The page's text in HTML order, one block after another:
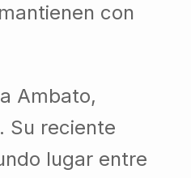
con
Ambato,
Su reciente
lugar entre